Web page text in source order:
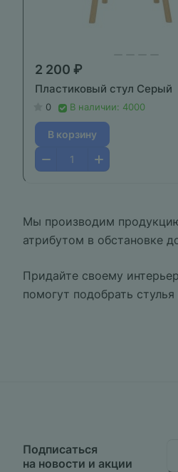
2 200 ₽
Пластиковый стул Серый
0 В наличии: 4000
В корзину
Мы производим
атрибутом в обстановке
Придайте своему
помогут подобрать
Подписаться
на новости и акции